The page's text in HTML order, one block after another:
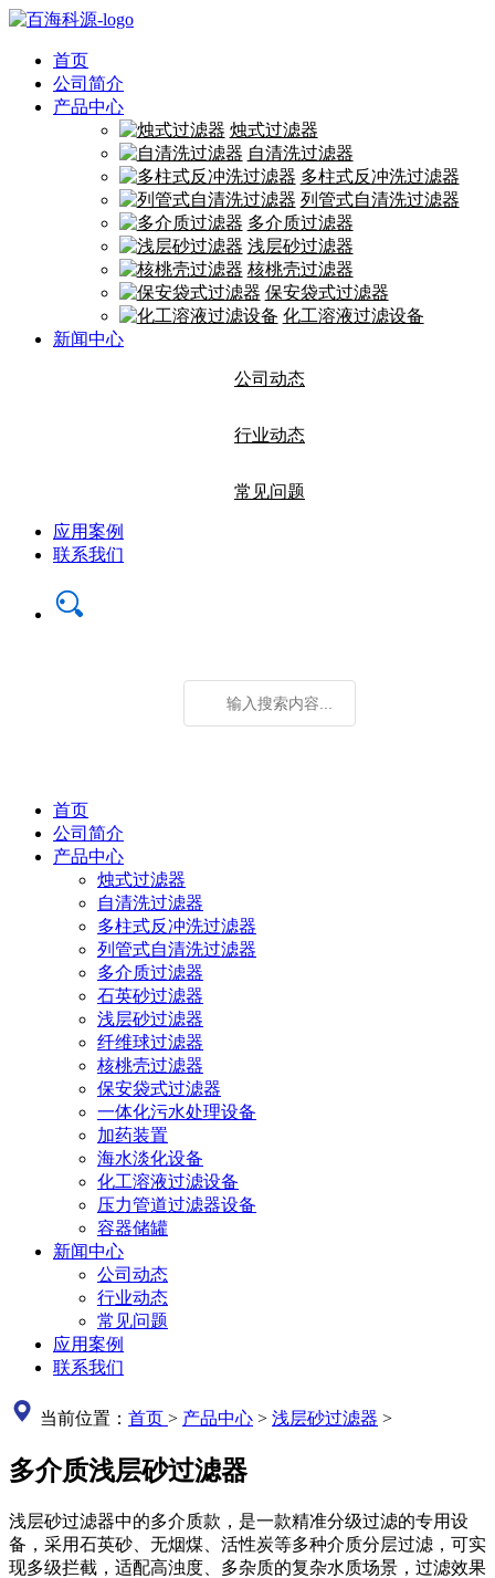
首页
公司简介
产品中心
烛式过滤器
自清洗过滤器
多柱式反冲洗过滤器
列管式自清洗过滤器
多介质过滤器
浅层砂过滤器
核桃壳过滤器
保安袋式过滤器
化工溶液过滤设备
新闻中心
公司动态
行业动态
常见问题
应用案例
联系我们
首页
公司简介
产品中心
烛式过滤器
自清洗过滤器
多柱式反冲洗过滤器
列管式自清洗过滤器
多介质过滤器
石英砂过滤器
浅层砂过滤器
纤维球过滤器
核桃壳过滤器
保安袋式过滤器
一体化污水处理设备
加药装置
海水淡化设备
化工溶液过滤设备
压力管道过滤器设备
容器储罐
新闻中心
公司动态
行业动态
常见问题
应用案例
联系我们
当前位置： 首页 > 产品中心 > 浅层砂过滤器 >
多介质浅层砂过滤器
浅层砂过滤器中的多介质款，是一款精准分级过滤的专用设
备，采用石英砂、无烟煤、活性炭等多种介质分层过滤，可实
现多级拦截，适配高浊度、多杂质的复杂水质场景，过滤效果